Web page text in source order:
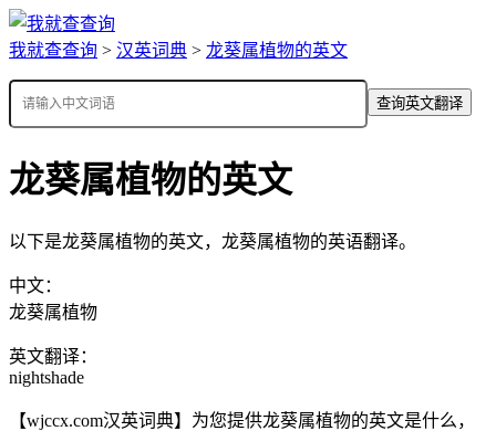
我就查查询 > 汉英词典 > 龙葵属植物的英文
查询英文翻译
龙葵属植物的英文
以下是龙葵属植物的英文，龙葵属植物的英语翻译。
中文：
龙葵属植物
英文翻译：
nightshade
【wjccx.com汉英词典】为您提供龙葵属植物的英文是什么，